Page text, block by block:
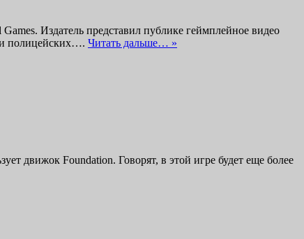
Издатель представил публике геймплейное видео
и полицейских…. Читать дальше… »
движок Foundation. Говорят, в этой игре будет еще более